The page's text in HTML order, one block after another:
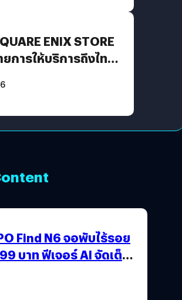
ENIX STORE
การให้บริการถึงไทย
Find N6 จอพับไร้รอย
บาท ฟีเจอร์ AI จัดเต็ม